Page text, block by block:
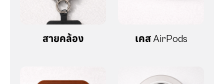
สายคล้อง เคส AirPods